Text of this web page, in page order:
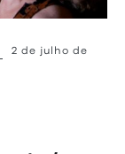
2 de julho de